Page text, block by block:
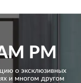
PM
о эксклюзивных
и многом другом